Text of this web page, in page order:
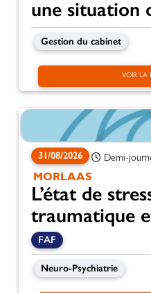
une situation
Gestion du cabinet
VOIR LA
31/08/2026 Demi-
MORLAAS
L’état de
traumatique
FAF
Neuro-Psychiatrie